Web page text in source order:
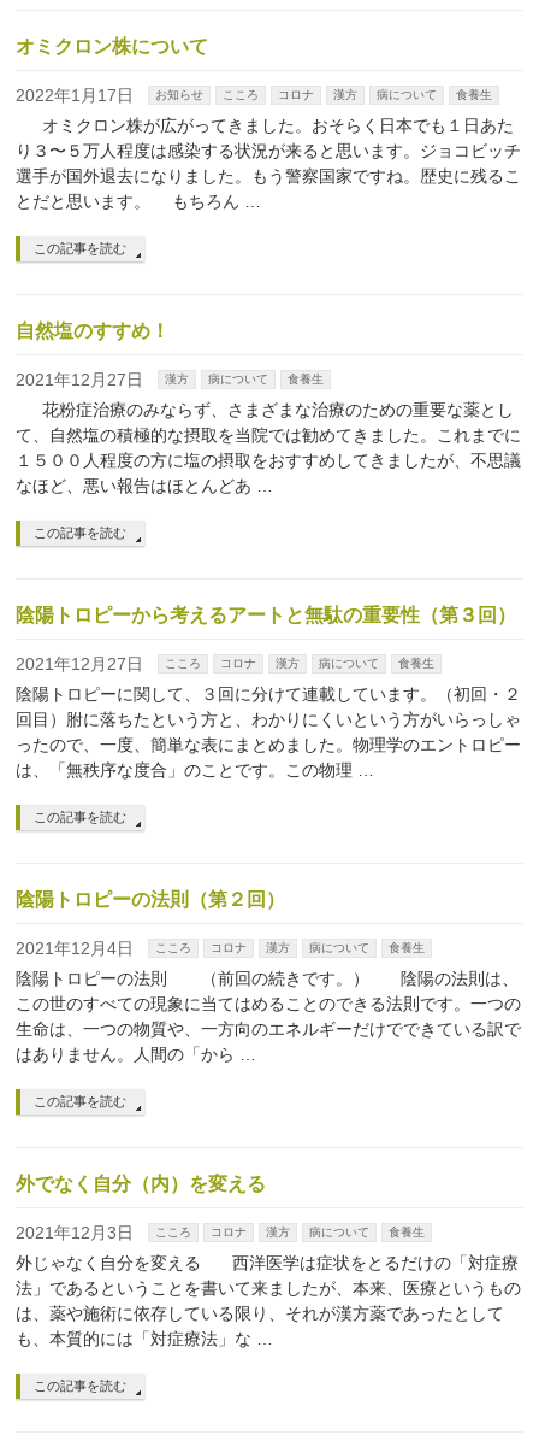
オミクロン株について
2022年1月17日 お知らせ こころ コロナ 漢方 病について 食養生
オミクロン株が広がってきました。おそらく日本でも１日あた
り３〜５万人程度は感染する状況が来ると思います。ジョコビッチ
選手が国外退去になりました。もう警察国家ですね。歴史に残るこ
とだと思います。 もちろん …
この記事を読む
自然塩のすすめ！
2021年12月27日 漢方 病について 食養生
花粉症治療のみならず、さまざまな治療のための重要な薬とし
て、自然塩の積極的な摂取を当院では勧めてきました。これまでに
１５００人程度の方に塩の摂取をおすすめしてきましたが、不思議
なほど、悪い報告はほとんどあ …
この記事を読む
陰陽トロピーから考えるアートと無駄の重要性（第３回）
2021年12月27日 こころ コロナ 漢方 病について 食養生
陰陽トロピーに関して、３回に分けて連載しています。（初回・２
回目）胕に落ちたという方と、わかりにくいという方がいらっしゃ
ったので、一度、簡単な表にまとめました。物理学のエントロピー
は、「無秩序な度合」のことです。この物理 …
この記事を読む
陰陽トロピーの法則（第２回）
2021年12月4日 こころ コロナ 漢方 病について 食養生
陰陽トロピーの法則 （前回の続きです。） 陰陽の法則は、
この世のすべての現象に当てはめることのできる法則です。一つの
生命は、一つの物質や、一方向のエネルギーだけでできている訳で
はありません。人間の「から …
この記事を読む
外でなく自分（内）を変える
2021年12月3日 こころ コロナ 漢方 病について 食養生
外じゃなく自分を変える 西洋医学は症状をとるだけの「対症療
法」であるということを書いて来ましたが、本来、医療というもの
は、薬や施術に依存している限り、それが漢方薬であったとして
も、本質的には「対症療法」な …
この記事を読む